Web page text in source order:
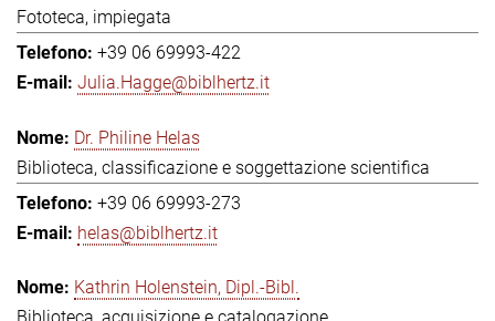
Fototeca, impiegata
+39 06 69993-422
Julia.Hagge@biblhertz.it
Dr. Philine Helas
Biblioteca, classificazione e soggettazione scientifica
+39 06 69993-273
helas@biblhertz.it
Kathrin Holenstein, Dipl.-Bibl.